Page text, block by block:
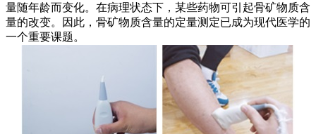
量随年龄而变化。在病理状态下，某些药物可引起骨矿物质含
量的改变。因此，骨矿物质含量的定量测定已成为现代医学的
一个重要课题。